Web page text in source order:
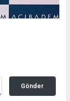
Gönder